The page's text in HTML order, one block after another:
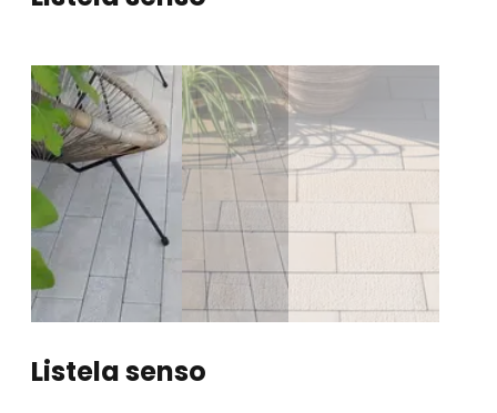
Listela senso